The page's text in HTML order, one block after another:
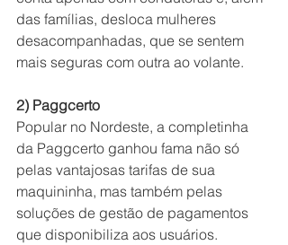
das famílias, desloca mulheres
desacompanhadas, que se sentem
mais seguras com outra ao volante.
2) Paggcerto
Popular no Nordeste, a completinha
da Paggcerto ganhou fama não só
pelas vantajosas tarifas de sua
maquininha, mas também pelas
soluções de gestão de pagamentos
que disponibiliza aos usuários.